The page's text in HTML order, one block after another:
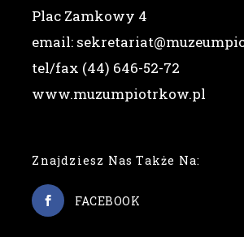
Plac Zamkowy 4
email:
tel/fax (44) 646-52-72
www.muzumpiotrkow.pl
Znajdziesz Nas Także Na:
FACEBOOK